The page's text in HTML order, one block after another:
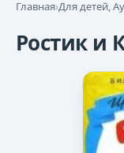
Главная›Для детей,
Ростик и